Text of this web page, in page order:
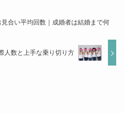
合い平均回数｜成婚者は結婚まで何
人数と上手な乗り切り方